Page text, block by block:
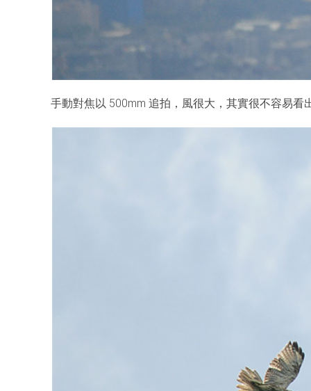
手動對焦以 500mm 追拍，風很大，其實很不容易看